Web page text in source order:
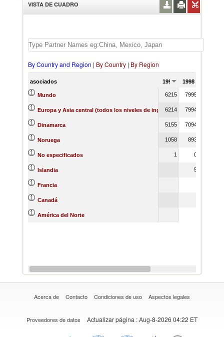
VISTA DE CUADRO
By Country and Region | By Country | By Region
asociados 1997 1998
Mundo 6215 7995
Europa y Asia central (todos los niveles de ingreso)
6214 7994
Dinamarca 5155 7094
Noruega 1058 893
No especificados 1 0
Islandia 5
Francia
Canadá
América del Norte
Acerca de Contacto Condiciones de uso Aspectos legales
Proveedores de datos Actualizar página : Aug-8-2026 04:22 ET